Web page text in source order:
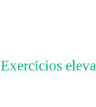
Exercícios